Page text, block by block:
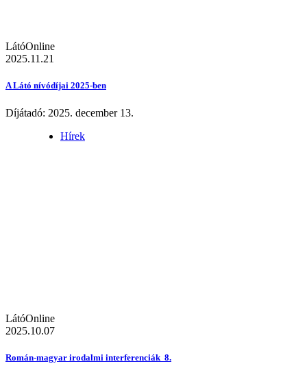
LátóOnline
2025.11.21
A Látó nívódíjai 2025-ben
Díjátadó: 2025. december 13.
Hírek
LátóOnline
2025.10.07
Román-magyar irodalmi interferenciák 8.